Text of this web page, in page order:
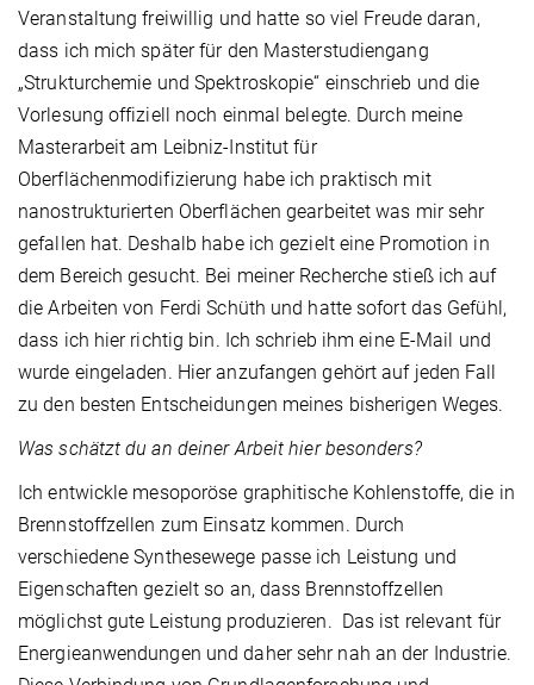
Veranstaltung freiwillig und hatte so viel Freude daran,
dass ich mich später für den Masterstudiengang
„Strukturchemie und Spektroskopie“ einschrieb und die
Vorlesung offiziell noch einmal belegte. Durch meine
Masterarbeit am Leibniz-Institut für
Oberflächenmodifizierung habe ich praktisch mit
nanostrukturierten Oberflächen gearbeitet was mir sehr
gefallen hat. Deshalb habe ich gezielt eine Promotion in
dem Bereich gesucht. Bei meiner Recherche stieß ich auf
die Arbeiten von Ferdi Schüth und hatte sofort das Gefühl,
dass ich hier richtig bin. Ich schrieb ihm eine E-Mail und
wurde eingeladen. Hier anzufangen gehört auf jeden Fall
zu den besten Entscheidungen meines bisherigen Weges.
Was schätzt du an deiner Arbeit hier besonders?
Ich entwickle mesoporöse graphitische Kohlenstoffe, die in
Brennstoffzellen zum Einsatz kommen. Durch
verschiedene Synthesewege passe ich Leistung und
Eigenschaften gezielt so an, dass Brennstoffzellen
möglichst gute Leistung produzieren. Das ist relevant für
Energieanwendungen und daher sehr nah an der Industrie.